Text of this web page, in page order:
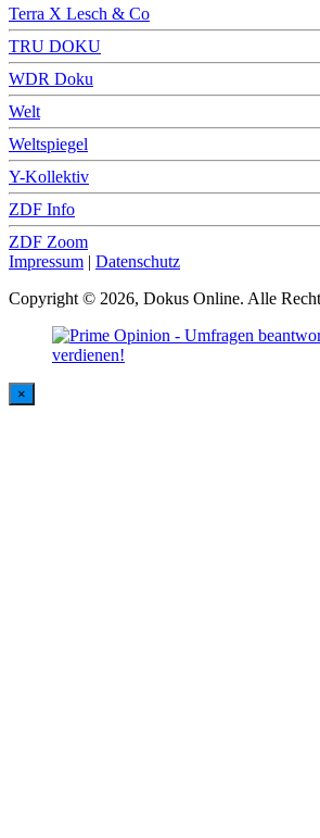
Terra X Lesch & Co
TRU DOKU
WDR Doku
Welt
Weltspiegel
Y-Kollektiv
ZDF Info
ZDF Zoom
Impressum | Datenschutz
Copyright © 2026, Dokus Online. Alle
×